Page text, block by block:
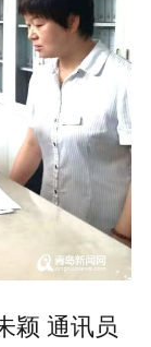
颖 通讯员